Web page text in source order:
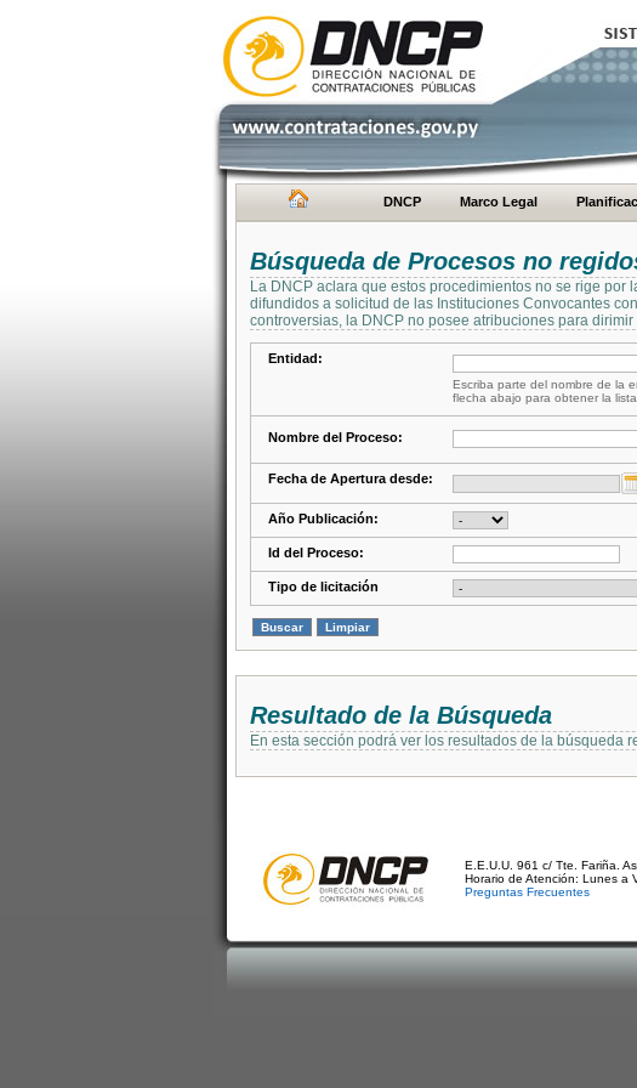
DNCP Marco Legal
Búsqueda de Procesos no
La DNCP aclara que estos procedimientos no se rige
difundidos a solicitud de las Instituciones Convocantes
controversias, la DNCP no posee atribuciones para
Entidad:
Escriba parte del nombre de la
flecha abajo para obtener la
Nombre del Proceso:
Fecha de Apertura desde:
Año Publicación:
Id del Proceso:
Tipo de licitación
Resultado de la Búsqueda
En esta sección podrá ver los resultados de la búsqueda
E.E.U.U. 961 c/ Tte. Fariña.
Horario de Atención: Lunes a
Preguntas Frecuentes